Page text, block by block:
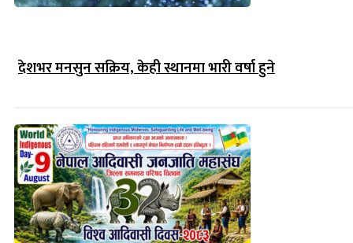
देशभर मनसुन सक्रिय, केही स्थानमा भारी वर्षा हुने